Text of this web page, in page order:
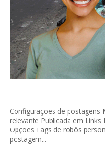
Configurações de postagens
relevante Publicada em Links
Opções Tags de robôs
postagem...